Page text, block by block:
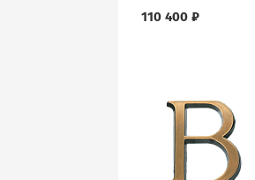
110 400 ₽